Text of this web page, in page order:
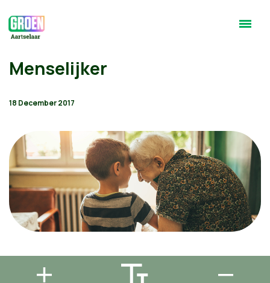
Menselijker
18 December 2017